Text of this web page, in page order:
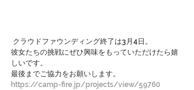
クラウドファウンディング終了は3月4日。
彼女たちの挑戦にぜひ興味をもっていただけたら嬉
しいです。
最後までご協力をお願いします。
https://camp-fire.jp/projects/view/59760